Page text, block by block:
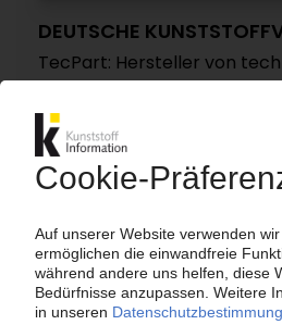
DEUTSCHE
TecPart: Hersteller von
ziehen durchwachsene
Umsatz leicht höher, aber
und düsterer Ausblick